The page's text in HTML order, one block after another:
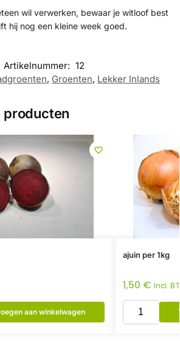
wil verwerken, bewaar je witloof best
hij nog een kleine week goed.
Artikelnummer: 12
, Groenten, Lekker Inlands
producten
aan winkelwagen
ajuin per 1kg
1,50 € Incl.